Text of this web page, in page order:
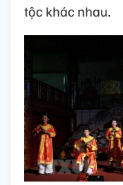
tộc khác nhau.